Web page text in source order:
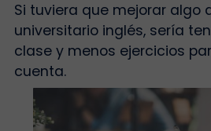
Si tuviera que mejorar algo
universitario inglés, sería
clase y menos ejercicios
cuenta.